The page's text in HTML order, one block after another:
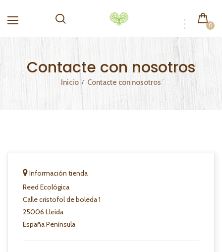
0
Contacte con nosotros
Inicio Contacte con nosotros
Información tienda
Reed Ecológica
Calle cristofol de boleda 1
25006 Lleida
España Península